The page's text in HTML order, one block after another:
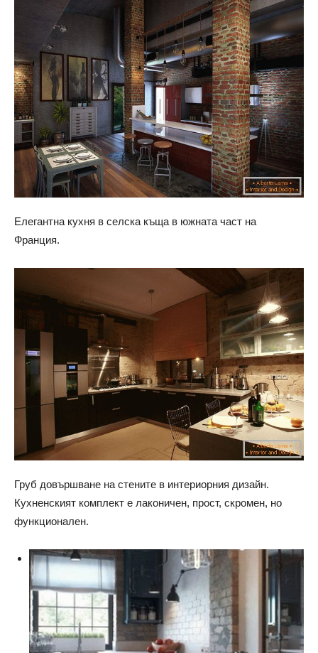
Елегантна кухня в селска къща в южната част на
Франция.
Груб довършване на стените в интериорния дизайн.
Кухненският комплект е лаконичен, прост, скромен, но
функционален.